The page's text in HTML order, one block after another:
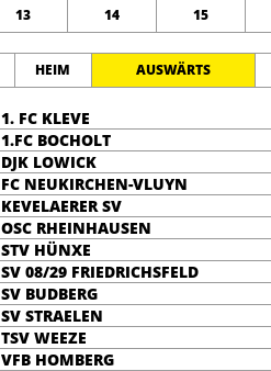
13 14 15
HEIM AUSWÄRTS
1. FC KLEVE
1.FC BOCHOLT
DJK LOWICK
FC NEUKIRCHEN-VLUYN
KEVELAERER SV
OSC RHEINHAUSEN
STV HÜNXE
SV 08/29 FRIEDRICHSFELD
SV BUDBERG
SV STRAELEN
TSV WEEZE
VFB HOMBERG